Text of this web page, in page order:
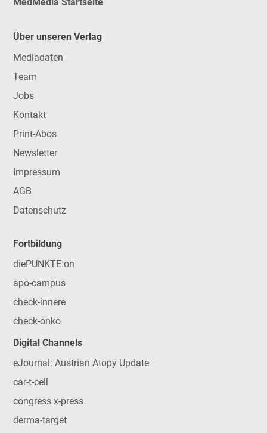
Über unseren Verlag
Mediadaten
Team
Jobs
Kontakt
Print-Abos
Newsletter
Impressum
AGB
Datenschutz
Fortbildung
diePUNKTE:on
apo-campus
check-innere
check-onko
Digital Channels
eJournal: Austrian Atopy Update
car-t-cell
congress x-press
derma-target